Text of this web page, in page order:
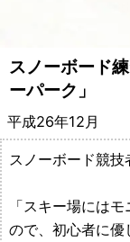
遊
具
メ
ー
カ
スノーボード
ーパーク」
平成26年12月
スノーボード競技
「スキー場には
ので、初心者に